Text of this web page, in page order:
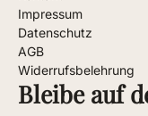
Impressum
Datenschutz
AGB
Widerrufsbelehrung
Bleibe auf